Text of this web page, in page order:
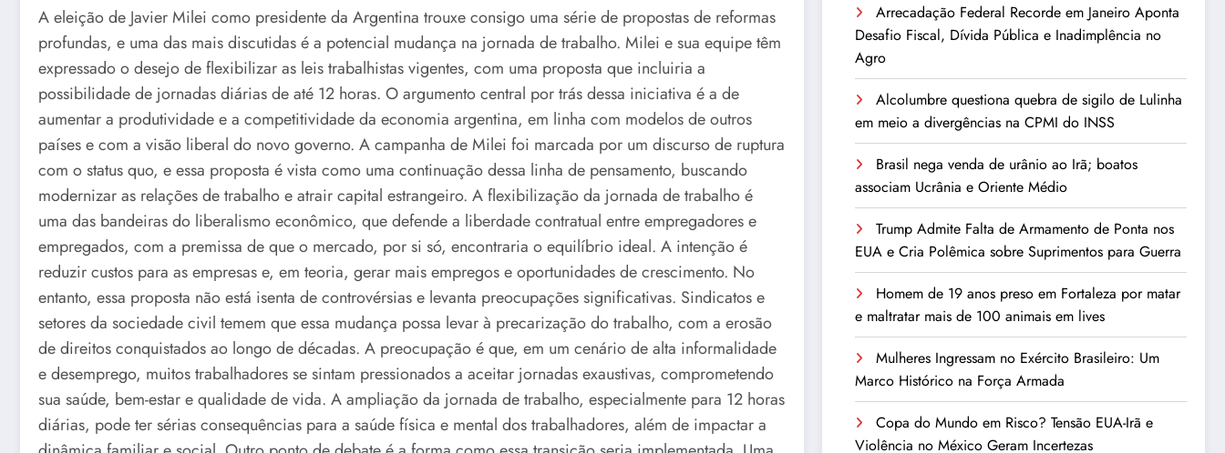
A eleição de Javier Milei como presidente da Argentina trouxe consigo uma série de propostas de reformas
profundas, e uma das mais discutidas é a potencial mudança na jornada de trabalho. Milei e sua equipe têm
expressado o desejo de flexibilizar as leis trabalhistas vigentes, com uma proposta que incluiria a
possibilidade de jornadas diárias de até 12 horas. O argumento central por trás dessa iniciativa é a de
aumentar a produtividade e a competitividade da economia argentina, em linha com modelos de outros
países e com a visão liberal do novo governo. A campanha de Milei foi marcada por um discurso de ruptura
com o status quo, e essa proposta é vista como uma continuação dessa linha de pensamento, buscando
modernizar as relações de trabalho e atrair capital estrangeiro. A flexibilização da jornada de trabalho é
uma das bandeiras do liberalismo econômico, que defende a liberdade contratual entre empregadores e
empregados, com a premissa de que o mercado, por si só, encontraria o equilíbrio ideal. A intenção é
reduzir custos para as empresas e, em teoria, gerar mais empregos e oportunidades de crescimento. No
entanto, essa proposta não está isenta de controvérsias e levanta preocupações significativas. Sindicatos e
setores da sociedade civil temem que essa mudança possa levar à precarização do trabalho, com a erosão
de direitos conquistados ao longo de décadas. A preocupação é que, em um cenário de alta informalidade
e desemprego, muitos trabalhadores se sintam pressionados a aceitar jornadas exaustivas, comprometendo
sua saúde, bem-estar e qualidade de vida. A ampliação da jornada de trabalho, especialmente para 12 horas
diárias, pode ter sérias consequências para a saúde física e mental dos trabalhadores, além de impactar a
Arrecadação Federal Recorde em Janeiro Aponta
Desafio Fiscal, Dívida Pública e Inadimplência no
Agro
Alcolumbre questiona quebra de sigilo de Lulinha
em meio a divergências na CPMI do INSS
Brasil nega venda de urânio ao Irã; boatos
associam Ucrânia e Oriente Médio
Trump Admite Falta de Armamento de Ponta nos
EUA e Cria Polêmica sobre Suprimentos para Guerra
Homem de 19 anos preso em Fortaleza por matar
e maltratar mais de 100 animais em lives
Mulheres Ingressam no Exército Brasileiro: Um
Marco Histórico na Força Armada
Copa do Mundo em Risco? Tensão EUA-Irã e
Violência no México Geram Incertezas